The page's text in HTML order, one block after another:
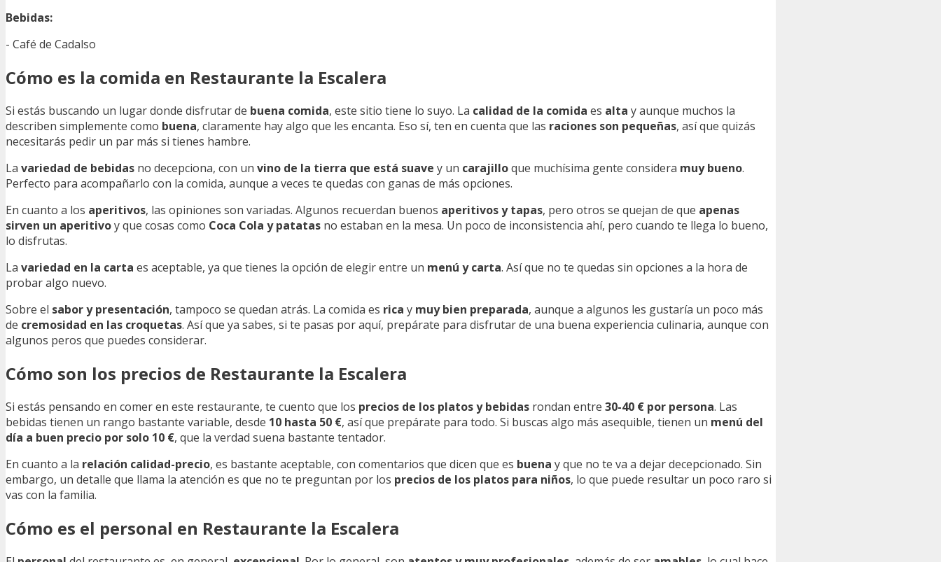
Bebidas:
- Café de Cadalso
Cómo es la comida en Restaurante la Escalera
Si estás buscando un lugar donde disfrutar de buena comida, este sitio tiene lo suyo. La calidad de la comida es alta y aunque muchos la
describen simplemente como buena, claramente hay algo que les encanta. Eso sí, ten en cuenta que las raciones son pequeñas, así que quizás
necesitarás pedir un par más si tienes hambre.
La variedad de bebidas no decepciona, con un vino de la tierra que está suave y un carajilloque muchísima gente considera muy bueno.
Perfecto para acompañarlo con la comida, aunque a veces te quedas con ganas de más opciones.
En cuanto a los aperitivos, las opiniones son variadas. Algunos recuerdan buenos aperitivos y tapas, pero otros se quejan de que apenas
sirven un aperitivoy que cosas como Coca Cola y patatas no estaban en la mesa. Un poco de inconsistencia ahí, pero cuando te llega lo bueno,
lo disfrutas.
La variedad en la carta es aceptable, ya que tienes la opción de elegir entre un menú y carta. Así que no te quedas sin opciones a la hora de
probar algo nuevo.
Sobre el sabor y presentación, tampoco se quedan atrás. La comida es rica y muy bien preparada, aunque a algunos les gustaría un poco más
de cremosidad en las croquetas. Así que ya sabes, si te pasas por aquí, prepárate para disfrutar de una buena experiencia culinaria, aunque con
algunos peros que puedes considerar.
Cómo son los precios de Restaurante la Escalera
Si estás pensando en comer en este restaurante, te cuento que los precios de los platos y bebidas rondan entre 30-40 € por persona. Las
bebidas tienen un rango bastante variable, desde 10 hasta 50 €, así que prepárate para todo. Si buscas algo más asequible, tienen un menú del
día a buen precio por solo 10 €, que la verdad suena bastante tentador.
En cuanto a la relación calidad-precio, es bastante aceptable, con comentarios que dicen que es buena y que no te va a dejar decepcionado. Sin
embargo, un detalle que llama la atención es que no te preguntan por los precios de los platos para niños, lo que puede resultar un poco raro si
vas con la familia.
Cómo es el personal en Restaurante la Escalera